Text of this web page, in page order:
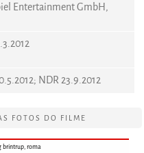
Entertainment GmbH,
NDR 23.9.2012
FOTOS DO FILME
brintrup, roma